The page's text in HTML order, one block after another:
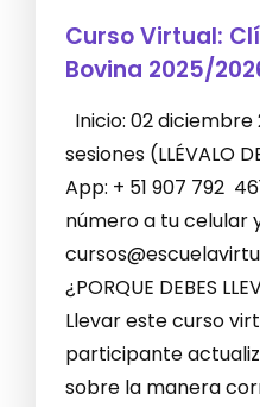
Curso Virtual:
Bovina 2025/
Inicio: 02
sesiones (LLÉVALO
App: + 51 907 792
número a tu celular
¿PORQUE DEBES
Llevar este curso
participante
sobre la manera